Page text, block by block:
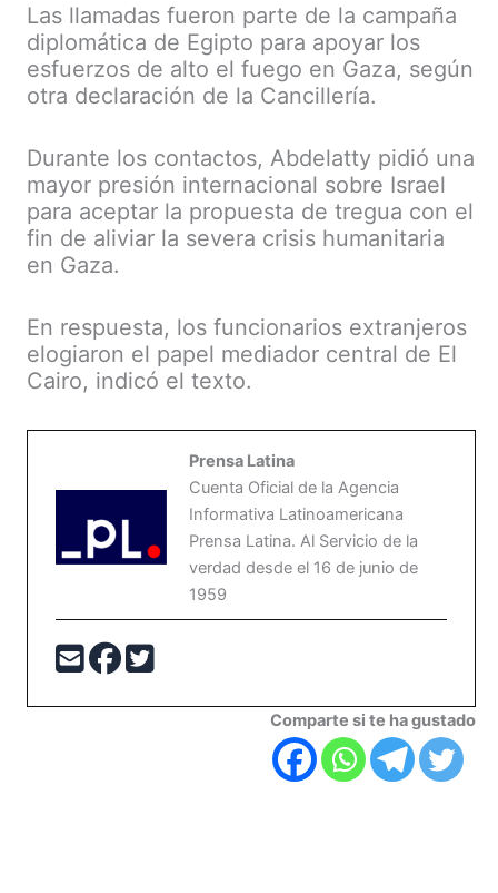
Las llamadas fueron parte de la campaña
diplomática de Egipto para apoyar los
esfuerzos de alto el fuego en Gaza, según
otra declaración de la Cancillería.
Durante los contactos, Abdelatty pidió una
mayor presión internacional sobre Israel
para aceptar la propuesta de tregua con el
fin de aliviar la severa crisis humanitaria
en Gaza.
En respuesta, los funcionarios extranjeros
elogiaron el papel mediador central de El
Cairo, indicó el texto.
Prensa Latina
Cuenta Oficial de la Agencia
Informativa Latinoamericana
Prensa Latina. Al Servicio de la
verdad desde el 16 de junio de
1959
Comparte si te ha gustado